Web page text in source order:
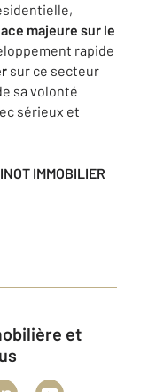
majeure sur le
rapide
sur ce secteur
sa volonté
sérieux et
IMMOBILIER